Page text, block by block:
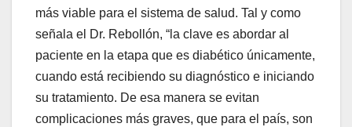
más viable para el sistema de salud. Tal y como
señala el Dr. Rebollón, “la clave es abordar al
paciente en la etapa que es diabético únicamente,
cuando está recibiendo su diagnóstico e iniciando
su tratamiento. De esa manera se evitan
complicaciones más graves, que para el país, son